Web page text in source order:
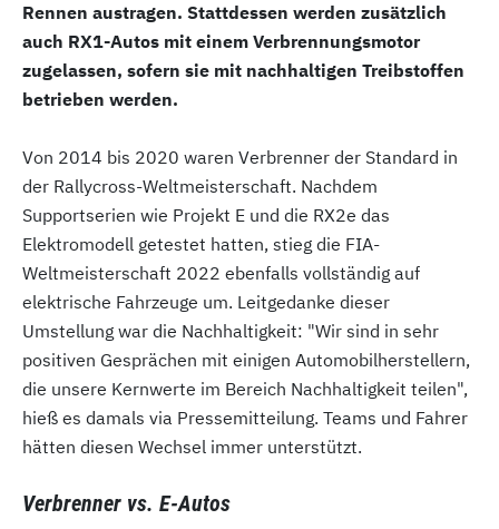
Rennen austragen. Stattdessen werden zusätzlich
auch RX1-Autos mit einem Verbrennungsmotor
zugelassen, sofern sie mit nachhaltigen Treibstoffen
betrieben werden.
Von 2014 bis 2020 waren Verbrenner der Standard in
der Rallycross-Weltmeisterschaft. Nachdem
Supportserien wie Projekt E und die RX2e das
Elektromodell getestet hatten, stieg die FIA-
Weltmeisterschaft 2022 ebenfalls vollständig auf
elektrische Fahrzeuge um. Leitgedanke dieser
Umstellung war die Nachhaltigkeit: "Wir sind in sehr
positiven Gesprächen mit einigen Automobilherstellern,
die unsere Kernwerte im Bereich Nachhaltigkeit teilen",
hieß es damals via Pressemitteilung. Teams und Fahrer
hätten diesen Wechsel immer unterstützt.
Verbrenner vs. E-Autos